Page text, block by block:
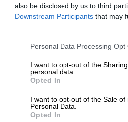
also be disclosed by us to third
Downstream Participants that may
Please note that this website/app
not limited to your visit or usage
grant or deny consent to Google
use your data for below specified
consent section.
Personal Data Processing Opt
I want to opt-out of the
personal data.
Opted In
I want to opt-out of the Sale of
Personal Data.
Opted In
ΔΙΑΒΑΣΤΕ ΕΠΙΣΗΣ
Lifestyle 24.04.2025 10:19
που ανέβασε και
«Συγγνώμη Αντώνη»